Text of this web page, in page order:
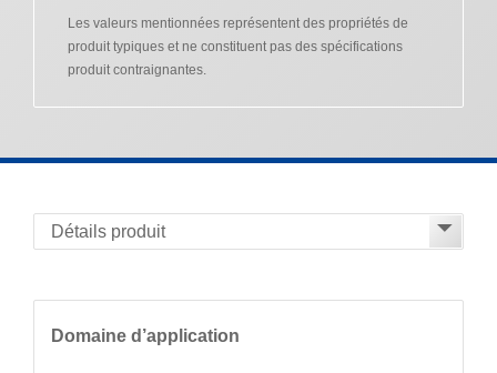
Les valeurs mentionnées représentent des propriétés de
produit typiques et ne constituent pas des spécifications
produit contraignantes.
Domaine d’application